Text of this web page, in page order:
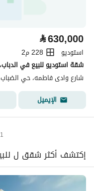
⃁630,000
استوديو
228 م2
شقة استوديو للبيع في
شارع وادى فاطمه، حي
الإيميل
1 - 3 من 3 شقق
إكتشف أكثر شقق ل